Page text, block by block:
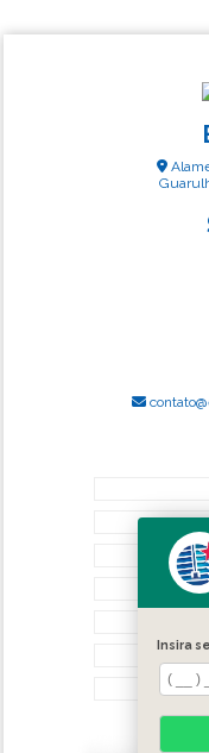
Insira